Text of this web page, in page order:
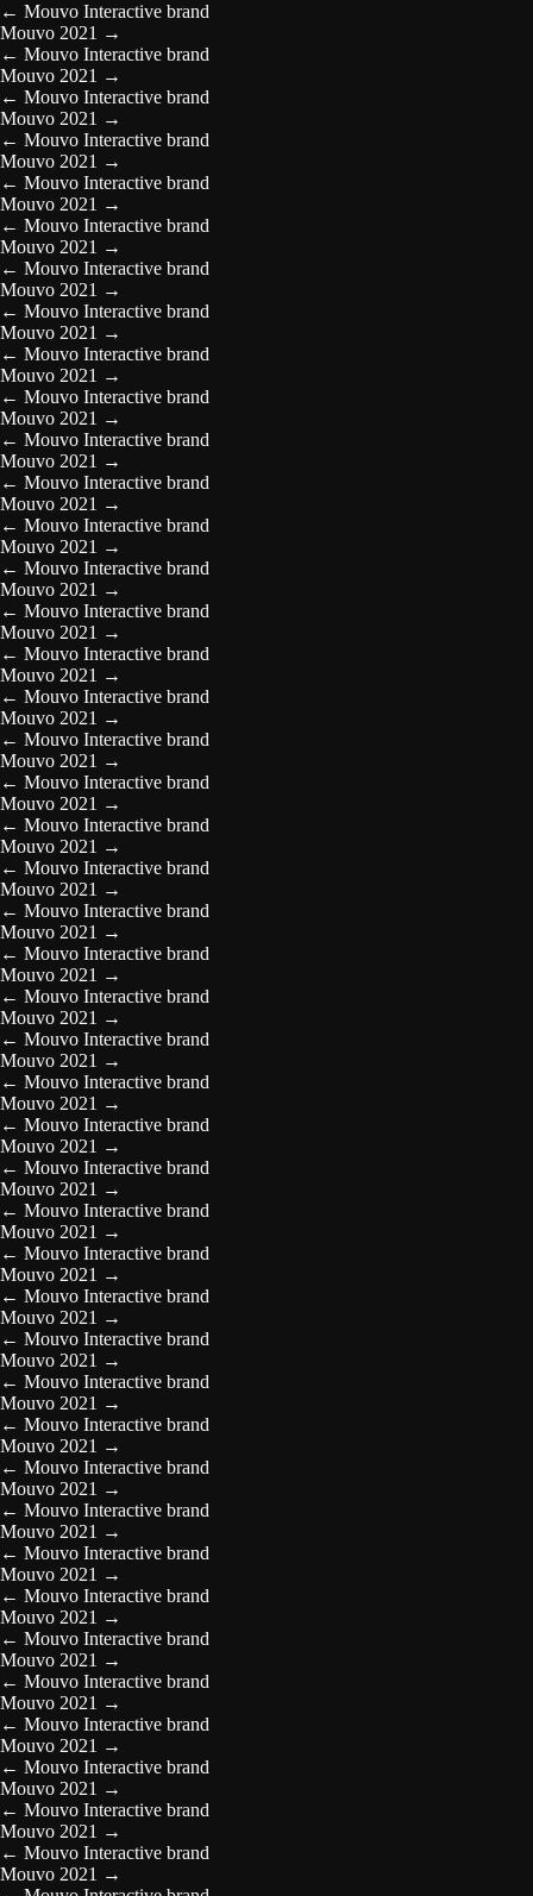
← Mouvo Interactive brand
Mouvo 2021 →
← Mouvo Interactive brand
Mouvo 2021 →
← Mouvo Interactive brand
Mouvo 2021 →
← Mouvo Interactive brand
Mouvo 2021 →
← Mouvo Interactive brand
Mouvo 2021 →
← Mouvo Interactive brand
Mouvo 2021 →
← Mouvo Interactive brand
Mouvo 2021 →
← Mouvo Interactive brand
Mouvo 2021 →
← Mouvo Interactive brand
Mouvo 2021 →
← Mouvo Interactive brand
Mouvo 2021 →
← Mouvo Interactive brand
Mouvo 2021 →
← Mouvo Interactive brand
Mouvo 2021 →
← Mouvo Interactive brand
Mouvo 2021 →
← Mouvo Interactive brand
Mouvo 2021 →
← Mouvo Interactive brand
Mouvo 2021 →
← Mouvo Interactive brand
Mouvo 2021 →
← Mouvo Interactive brand
Mouvo 2021 →
← Mouvo Interactive brand
Mouvo 2021 →
← Mouvo Interactive brand
Mouvo 2021 →
← Mouvo Interactive brand
Mouvo 2021 →
← Mouvo Interactive brand
Mouvo 2021 →
← Mouvo Interactive brand
Mouvo 2021 →
← Mouvo Interactive brand
Mouvo 2021 →
← Mouvo Interactive brand
Mouvo 2021 →
← Mouvo Interactive brand
Mouvo 2021 →
← Mouvo Interactive brand
Mouvo 2021 →
← Mouvo Interactive brand
Mouvo 2021 →
← Mouvo Interactive brand
Mouvo 2021 →
← Mouvo Interactive brand
Mouvo 2021 →
← Mouvo Interactive brand
Mouvo 2021 →
← Mouvo Interactive brand
Mouvo 2021 →
← Mouvo Interactive brand
Mouvo 2021 →
← Mouvo Interactive brand
Mouvo 2021 →
← Mouvo Interactive brand
Mouvo 2021 →
← Mouvo Interactive brand
Mouvo 2021 →
← Mouvo Interactive brand
Mouvo 2021 →
← Mouvo Interactive brand
Mouvo 2021 →
← Mouvo Interactive brand
Mouvo 2021 →
← Mouvo Interactive brand
Mouvo 2021 →
← Mouvo Interactive brand
Mouvo 2021 →
← Mouvo Interactive brand
Mouvo 2021 →
← Mouvo Interactive brand
Mouvo 2021 →
← Mouvo Interactive brand
Mouvo 2021 →
← Mouvo Interactive brand
Mouvo 2021 →